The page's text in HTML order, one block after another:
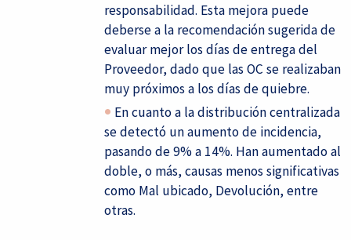
responsabilidad. Esta mejora puede
deberse a la recomendación sugerida de
evaluar mejor los días de entrega del
Proveedor, dado que las OC se realizaban
muy próximos a los días de quiebre.
En cuanto a la distribución centralizada
se detectó un aumento de incidencia,
pasando de 9% a 14%. Han aumentado al
doble, o más, causas menos significativas
como Mal ubicado, Devolución, entre
otras.